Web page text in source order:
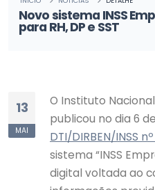
Novo sistema INSS
para RH, DP e SST
13
MAI
O Instituto
publicou no dia 6
DTI/DIRBEN/INSS
sistema “INSS
digital voltada ao